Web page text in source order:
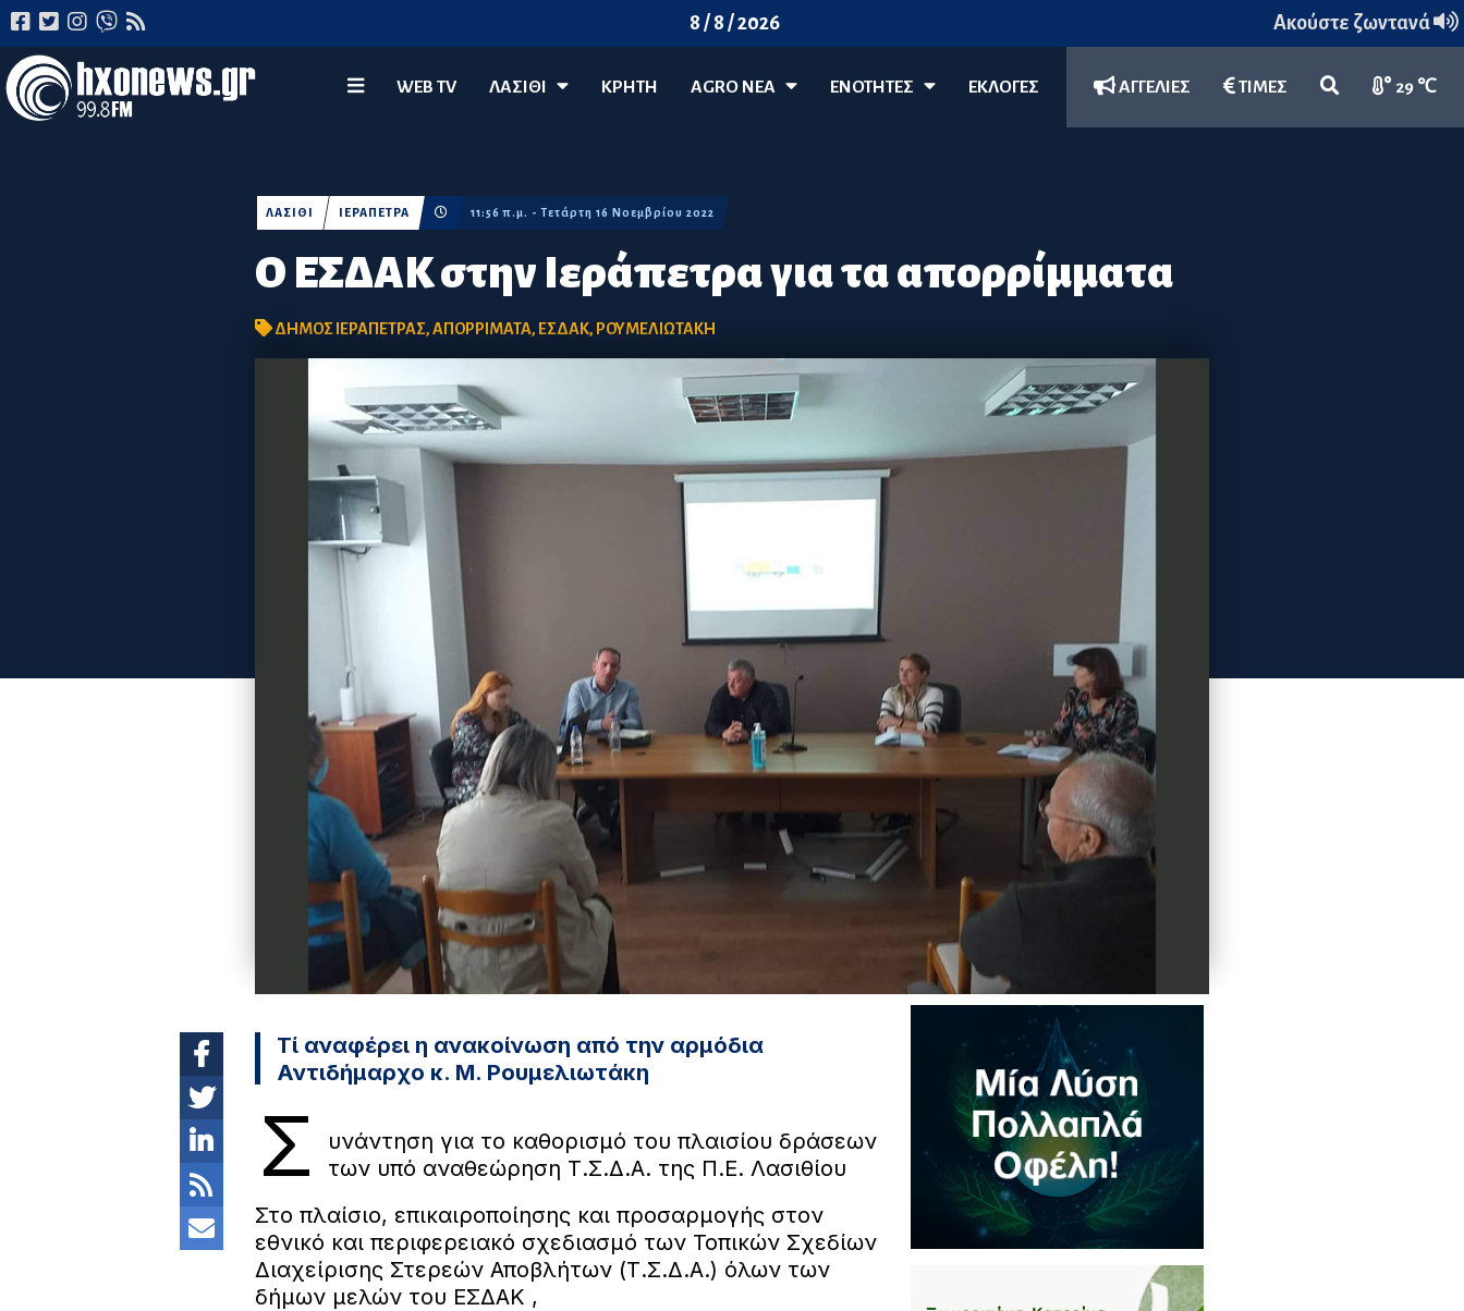
8 / 8 / 2026 Ακούστε ζωντανά
WEB TV ΛΑΣΊΘΙ ΚΡΗΤΗ AGRO ΝΈΑ ΕΝΟΤΗΤΕΣ ΕΚΛΟΓΕΣ ΑΓΓΕΛΙΕΣ ΤΙΜΕΣ 29 ℃
Ο ΕΣΔΑΚ στην Ιεράπετρα για τα απορρίμματα
ΛΑΣΙΘΙ ΙΕΡΑΠΕΤΡΑ 11:56 π.μ. - Τετάρτη 16 Νοεμβρίου 2022
ΔΗΜΟΣ ΙΕΡΑΠΕΤΡΑΣ,ΑΠΟΡΡΙΜΑΤΑ, ΕΣΔΑΚ, ΡΟΥΜΕΛΙΩΤΑΚΗ
Τί αναφέρει η ανακοίνωση από την αρμόδια
Αντιδήμαρχο κ. Μ. Ρουμελιωτάκη
Σ
υνάντηση για το καθορισμό του πλαισίου δράσεων
των υπό αναθεώρηση Τ.Σ.Δ.Α. της Π.Ε. Λασιθίου
Στο πλαίσιο, επικαιροποίησης και προσαρμογής στον
εθνικό και περιφερειακό σχεδιασμό των Τοπικών Σχεδίων
Διαχείρισης Στερεών Αποβλήτων (Τ.Σ.Δ.Α.) όλων των
δήμων μελών του ΕΣΔΑΚ ,